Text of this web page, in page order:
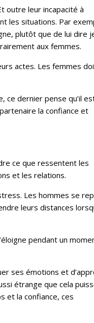
outre leur incapacité à
les situations. Par
plutôt que de lui dire
aux femmes.
actes. Les femmes
ce dernier pense qu’il
la confiance et
ce que ressentent les
et les relations.
Les hommes se
leurs distances
pendant un
ses émotions et
étrange que cela
et la confiance, ces